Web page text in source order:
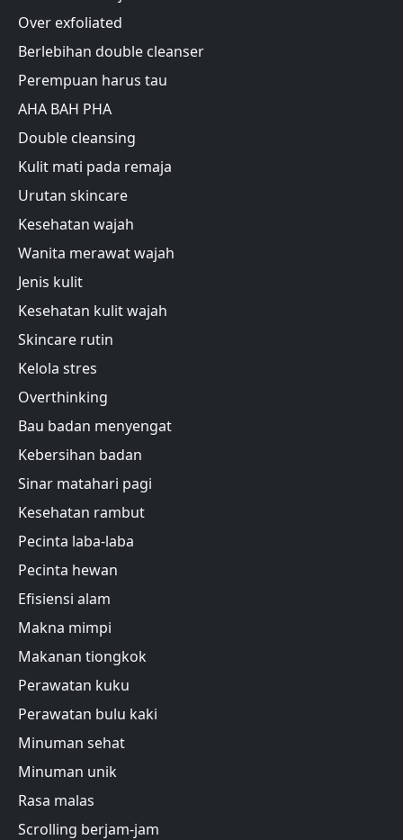
Over exfoliated
Berlebihan double cleanser
Perempuan harus tau
AHA BAH PHA
Double cleansing
Kulit mati pada remaja
Urutan skincare
Kesehatan wajah
Wanita merawat wajah
Jenis kulit
Kesehatan kulit wajah
Skincare rutin
Kelola stres
Overthinking
Bau badan menyengat
Kebersihan badan
Sinar matahari pagi
Kesehatan rambut
Pecinta laba-laba
Pecinta hewan
Efisiensi alam
Makna mimpi
Makanan tiongkok
Perawatan kuku
Perawatan bulu kaki
Minuman sehat
Minuman unik
Rasa malas
Scrolling berjam-jam